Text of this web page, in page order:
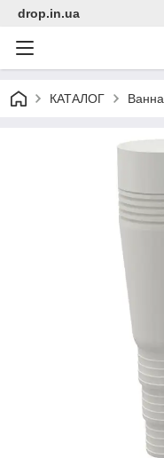
drop.in.ua
КАТАЛОГ Ванна